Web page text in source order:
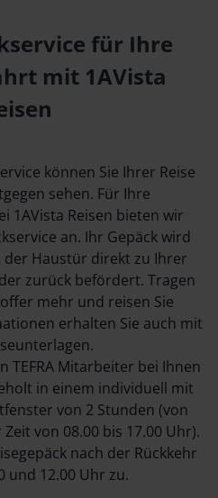
für Ihre
mit 1AVista
können Sie Ihrer Reise
sehen. Für Ihre
1AVista Reisen bieten wir
an. Ihr Gepäck wird
der Haustür direkt zu Ihrer
zurück befördert. Tragen
mehr und reisen Sie
erhalten Sie auch mit
TEFRA Mitarbeiter bei Ihnen
in einem individuell mit
von 2 Stunden (von
von 08.00 bis 17.00 Uhr).
nach der Rückkehr
und 12.00 Uhr zu.